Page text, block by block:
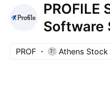
PROFILE
Software
PROF Athens